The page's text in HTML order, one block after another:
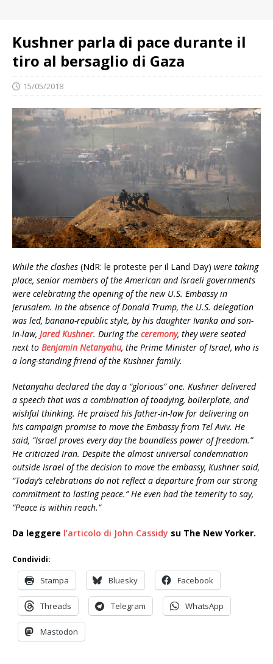
Kushner parla di pace durante il
tiro al bersaglio di Gaza
15/05/2018
While the clashes (NdR: le proteste per il Land Day) were taking
place, senior members of the American and Israeli governments
were celebrating the opening of the new U.S. Embassy in
Jerusalem. In the absence of Donald Trump, the U.S. delegation
was led, banana-republic style, by his daughter Ivanka and son-
in-law, Jared Kushner. During the ceremony, they were seated
next to Benjamin Netanyahu, the Prime Minister of Israel, who is
a long-standing friend of the Kushner family.
Netanyahu declared the day a “glorious” one. Kushner delivered
a speech that was a combination of toadying, boilerplate, and
wishful thinking. He praised his father-in-law for delivering on
his campaign promise to move the Embassy from Tel Aviv. He
said, “Israel proves every day the boundless power of freedom.”
He criticized Iran. Despite the almost universal condemnation
outside Israel of the decision to move the embassy, Kushner said,
“Today’s celebrations do not reflect a departure from our strong
commitment to lasting peace.” He even had the temerity to say,
“Peace is within reach.”
Da leggere l’articolo di John Cassidy su The New Yorker.
Condividi:
Stampa Bluesky Facebook
Threads Telegram WhatsApp
Mastodon